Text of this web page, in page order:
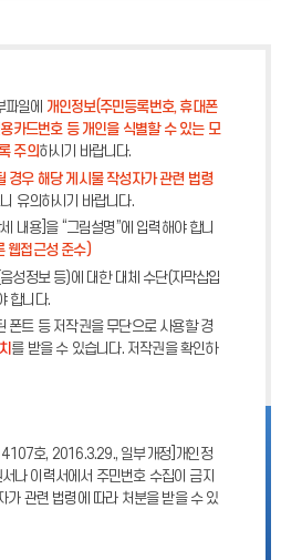
일에 개인정보(주민등록번호, 휴대폰
카드번호 등 개인을 식별할 수 있는 모
주의하시기 바랍니다.
경우 해당 게시물 작성자가 관련 법령
유의하시기 바랍니다.
내용]을 “그림설명”에 입력해야 합니
웹접근성 준수)
성정보 등)에 대한 대체 수단(자막삽입
합니다.
폰트 등 저작권을 무단으로 사용할 경
를 받을 수 있습니다. 저작권을 확인하
호, 2016.3.29., 일부개정]개인정
나 이력서에서 주민번호 수집이 금지
가 관련 법령에 따라 처분을 받을 수 있